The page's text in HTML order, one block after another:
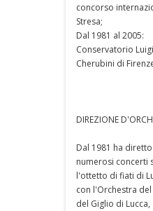
concorso
Stresa;
Dal 1981 al 2005:
Conservatorio Luigi
Cherubini di
DIREZIONE
Dal 1981 ha diretto
numerosi concerti
l'ottetto di fiati di
con l'Orchestra
del Giglio di Lucca,